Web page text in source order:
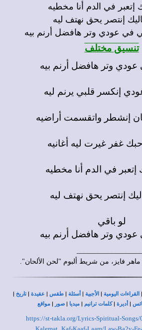
إتعبر في الدم أنا مخطيه
إنتصر يحق نهتف ليه
في عودي وتر هافضل أرنم بيه
تنسيق مختلف
عودي وتر هافضل أرنم بيه
إنكسر قلبي يرنم ليه
إنشطر واتقسمت أراضيه
غفر غيرت ليه أغانيه
إتعبر في الدم أنا مخطيه
إنتصر يحق نهتف ليه
لو باقي
عودي وتر هافضل أرنم بيه
فايز، من شريط ألبوم "لحن الألحان".
| القراءات اليومية | الأجبية | أسئلة | طقس | عقيدة |تاريخ |
| أديرة |كلمات ترانيم | ميديا | صور | مواقع
https://st-takla.org/Lyrics-Spiritual-Songs/